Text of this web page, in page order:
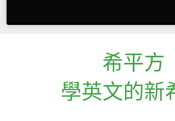
希平方
學英文的新